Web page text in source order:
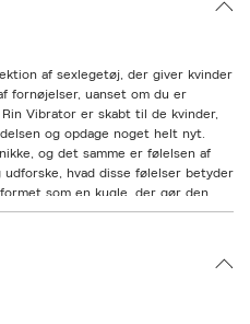
af sexlegetøj, der giver kvinder
fornøjelser, uanset om du er
Vibrator er skabt til de kvinder,
og opdage noget helt nyt.
og det samme er følelsen af
hvad disse følelser betyder
som en kugle, der gør den
i vibratoren, men kan bevæge sig
og en vibrationsmønster.